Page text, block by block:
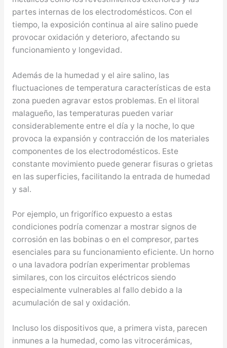
partes internas de los electrodomésticos. Con el
tiempo, la exposición continua al aire salino puede
provocar oxidación y deterioro, afectando su
funcionamiento y longevidad.
Además de la humedad y el aire salino, las
fluctuaciones de temperatura características de esta
zona pueden agravar estos problemas. En el litoral
malagueño, las temperaturas pueden variar
considerablemente entre el día y la noche, lo que
provoca la expansión y contracción de los materiales
componentes de los electrodomésticos. Este
constante movimiento puede generar fisuras o grietas
en las superficies, facilitando la entrada de humedad
y sal.
Por ejemplo, un frigorífico expuesto a estas
condiciones podría comenzar a mostrar signos de
corrosión en las bobinas o en el compresor, partes
esenciales para su funcionamiento eficiente. Un horno
o una lavadora podrían experimentar problemas
similares, con los circuitos eléctricos siendo
especialmente vulnerables al fallo debido a la
acumulación de sal y oxidación.
Incluso los dispositivos que, a primera vista, parecen
inmunes a la humedad, como las vitrocerámicas,